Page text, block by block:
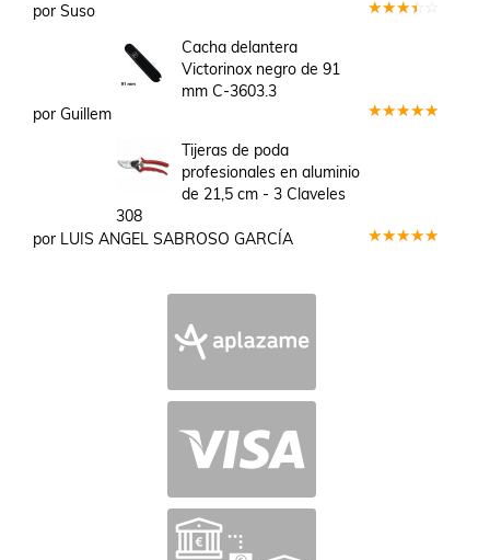
por Suso
Cacha delantera
Victorinox negro de 91
mm C-3603.3
por Guillem
Tijeras de poda
profesionales en aluminio
de 21,5 cm - 3 Claveles
308
por LUIS ANGEL SABROSO GARCÍA